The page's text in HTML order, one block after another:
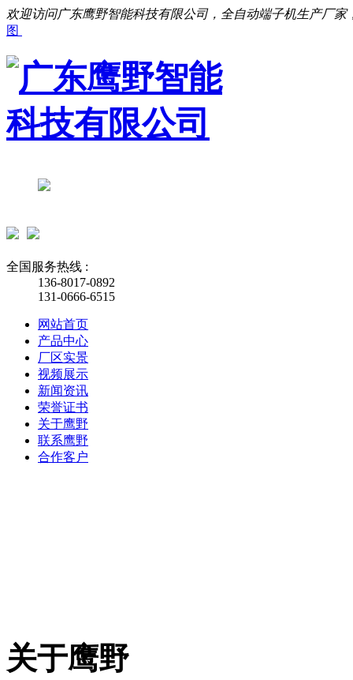
欢迎访问广东鹰野智能科技有限公司，全自动端子机生产厂家
图
全国服务热线 :
136-8017-0892
131-0666-6515
网站首页
产品中心
厂区实景
视频展示
新闻资讯
荣誉证书
关于鹰野
联系鹰野
合作客户
关于鹰野